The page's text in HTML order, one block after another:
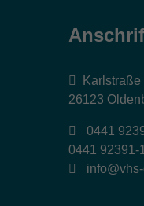
Karlstraße
26123
0441
0441 92391-